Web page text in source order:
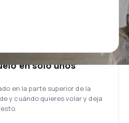
en solo unos
en la parte superior de la
y cuándo quieres volar y deja